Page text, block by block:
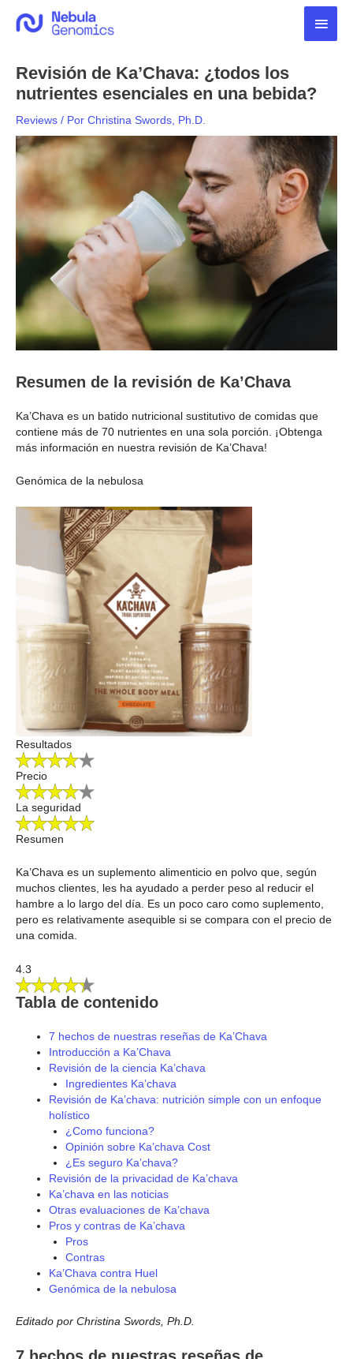
Revisión de Ka’Chava: ¿todos los
nutrientes esenciales en una bebida?
Reviews / Por Christina Swords, Ph.D.
Resumen de la revisión de Ka’Chava
Ka’Chava es un batido nutricional sustitutivo de comidas que
contiene más de 70 nutrientes en una sola porción. ¡Obtenga
más información en nuestra revisión de Ka’Chava!
Genómica de la nebulosa
Resultados
Precio
La seguridad
Resumen
Ka’Chava es un suplemento alimenticio en polvo que, según
muchos clientes, les ha ayudado a perder peso al reducir el
hambre a lo largo del día. Es un poco caro como suplemento,
pero es relativamente asequible si se compara con el precio de
una comida.
4.3
Tabla de contenido
7 hechos de nuestras reseñas de Ka’Chava
Introducción a Ka’Chava
Revisión de la ciencia Ka’chava
Ingredientes Ka’chava
Revisión de Ka’chava: nutrición simple con un enfoque
holístico
¿Como funciona?
Opinión sobre Ka’chava Cost
¿Es seguro Ka’chava?
Revisión de la privacidad de Ka’chava
Ka’chava en las noticias
Otras evaluaciones de Ka’chava
Pros y contras de Ka’chava
Pros
Contras
Ka’Chava contra Huel
Genómica de la nebulosa
Editado por Christina Swords, Ph.D.